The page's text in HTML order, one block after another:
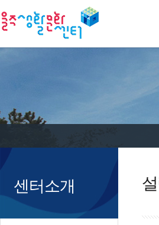
센터소개